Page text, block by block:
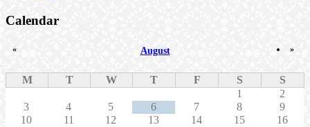
Calendar
August
« »
M T W T F S
S
1
2
3
4 5 6 7 8
9
10
11 12 13 14 15
16